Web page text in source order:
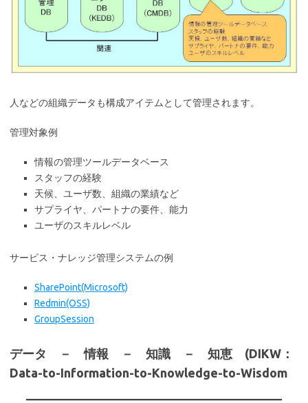
人などの組織データも構成アイテムとして管理されます。
管理対象例
情報の管理ツールデータベース
スタッフの経験
天候、ユーザ数、組織の業績など
サプライヤ、パートナの要件、能力
ユーザのスキルレベル
サービス・ナレッジ管理システムの例
SharePoint(Microsoft)
Redmin(OSS)
GroupSession
データ － 情報 － 知識 － 知恵 (DIKW：
Data-to-Information-to-Knowledge-to-Wisdom